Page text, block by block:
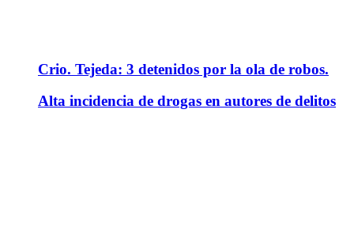
Crio. Tejeda: 3 detenidos por la ola de robos.
Alta incidencia de drogas en autores de delitos